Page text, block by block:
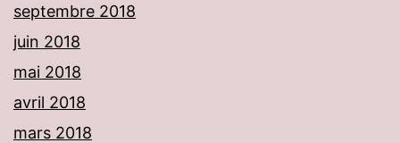
septembre 2018
juin 2018
mai 2018
avril 2018
mars 2018